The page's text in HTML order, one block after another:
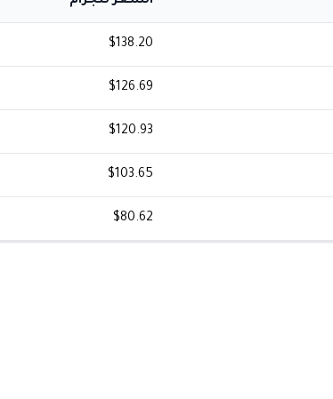
$138.20
$126.69
$120.93
$103.65
$80.62